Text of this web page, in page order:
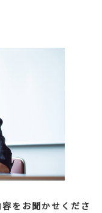
をお聞かせくださ